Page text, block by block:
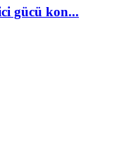
gücü kon...